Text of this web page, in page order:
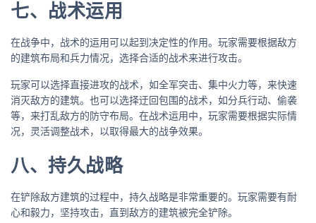
七、战术运用
在战争中，战术的运用可以起到决定性的作用。玩家需要根据敌方
的建筑布局和兵力情况，选择合适的战术来进行攻击。
玩家可以选择直接进攻的战术，如全军突击、集中火力等，来快速
消灭敌方的建筑。也可以选择迂回包围的战术，如分兵行动、偷袭
等，来打乱敌方的防守布局。在战术运用中，玩家需要根据实际情
况，灵活调整战术，以取得最大的战争效果。
八、持久战略
在铲除敌方建筑的过程中，持久战略是非常重要的。玩家需要有耐
心和毅力，坚持攻击，直到敌方的建筑被完全铲除。